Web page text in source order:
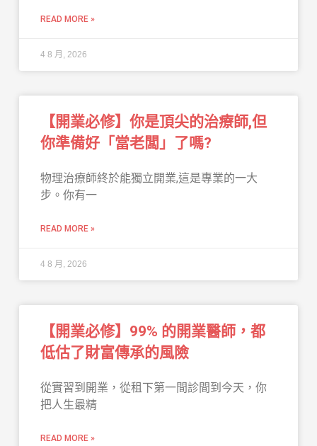
READ MORE »
4 8 月, 2026
【開業必修】你是頂尖的治療師,但
你準備好「當老闆」了嗎?
物理治療師終於能獨立開業,這是專業的一大
步。你有一
READ MORE »
4 8 月, 2026
【開業必修】99% 的開業醫師，都
低估了財富傳承的風險
從實習到開業，從租下第一間診間到今天，你
把人生最精
READ MORE »